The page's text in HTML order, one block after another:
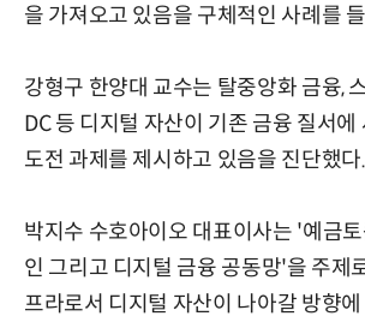
을 가져오고 있음을 구체적인 사례를
강형구 한양대 교수는 탈중앙화 금융,
DC 등 디지털 자산이 기존 금융 질서
도전 과제를 제시하고 있음을 진단했다.
박지수 수호아이오 대표이사는 '예금
인 그리고 디지털 금융 공동망'을 주제
프라로서 디지털 자산이 나아갈 방향